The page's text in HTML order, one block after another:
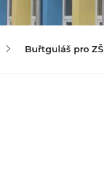
Buřtguláš pro ZŠ